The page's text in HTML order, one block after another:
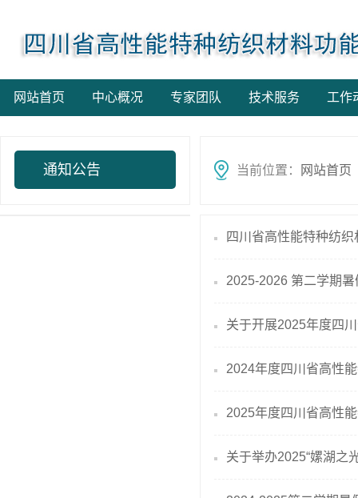
网站首页 中心概况 专家团队 技术服务 工作
通知公告 当前位置： 网站首页
四川省高性能特种纺
2025-2026 第二学期
关于开展2025年度四
2024年度四川省高性
2025年度四川省高性
关于举办2025“嫘湖之